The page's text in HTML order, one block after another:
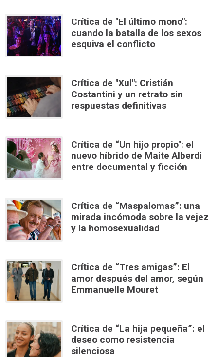
Crítica de "El último mono":
cuando la batalla de los sexos
esquiva el conflicto
Crítica de "Xul": Cristián
Costantini y un retrato sin
respuestas definitivas
Crítica de “Un hijo propio": el
nuevo híbrido de Maite Alberdi
entre documental y ficción
Crítica de “Maspalomas”: una
mirada incómoda sobre la vejez
y la homosexualidad
Crítica de “Tres amigas”: El
amor después del amor, según
Emmanuelle Mouret
Crítica de “La hija pequeña”: el
deseo como resistencia
silenciosa